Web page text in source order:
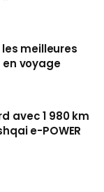
meilleures
voyage
avec 1 980 km
e-POWER